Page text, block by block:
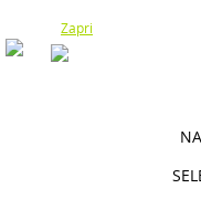
Zapri